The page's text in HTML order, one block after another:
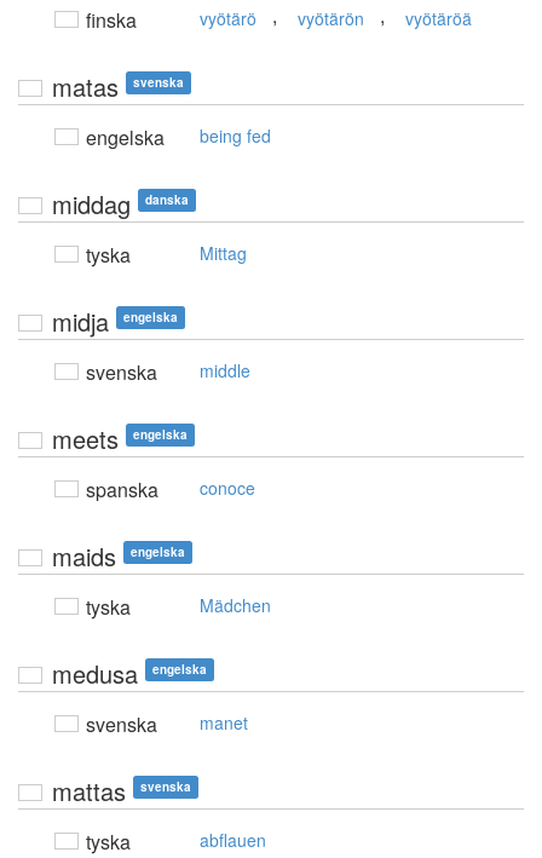
finska vyötärö , vyötärön , vyötäröä
matas svenska
engelska being fed
middag danska
tyska Mittag
midja engelska
svenska middle
meets engelska
spanska conoce
maids engelska
tyska Mädchen
medusa engelska
svenska manet
mattas svenska
tyska abflauen